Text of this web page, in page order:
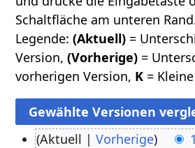
Schaltfläche am unteren
Legende:(Aktuell) =
Version,(Vorherige) =
vorherigen Version, K =
Aktuell Vorherige